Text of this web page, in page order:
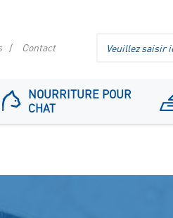
dans
Contact
NOURRITURE POUR
CHAT